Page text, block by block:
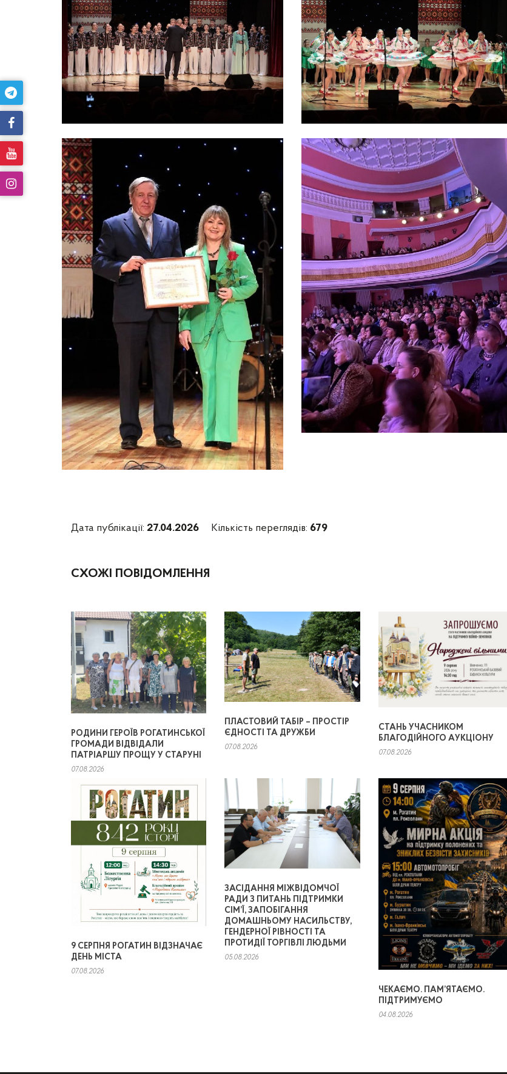
Дата публікації: 27.04.2026 Кількість переглядів: 679
СХОЖІ ПОВІДОМЛЕННЯ
РОДИНИ ГЕРОЇВ РОГАТИНСЬКОЇ
ГРОМАДИ ВІДВІДАЛИ
ПАТРІАРШУ ПРОЩУ У СТАРУНІ
07.08.2026
ПЛАСТОВИЙ ТАБІР – ПРОСТІР
ЄДНОСТІ ТА ДРУЖБИ
07.08.2026
СТАНЬ УЧАСНИКОМ
БЛАГОДІЙНОГО АУКЦІОНУ
07.08.2026
9 СЕРПНЯ РОГАТИН ВІДЗНАЧАЄ
ДЕНЬ МІСТА
07.08.2026
ЗАСІДАННЯ МІЖВІДОМЧОЇ
РАДИ З ПИТАНЬ ПІДТРИМКИ
СІМ’Ї, ЗАПОБІГАННЯ
ДОМАШНЬОМУ НАСИЛЬСТВУ,
ГЕНДЕРНОЇ РІВНОСТІ ТА
ПРОТИДІЇ ТОРГІВЛІ ЛЮДЬМИ
05.08.2026
ЧЕКАЄМО. ПАМ’ЯТАЄМО.
ПІДТРИМУЄМО
04.08.2026